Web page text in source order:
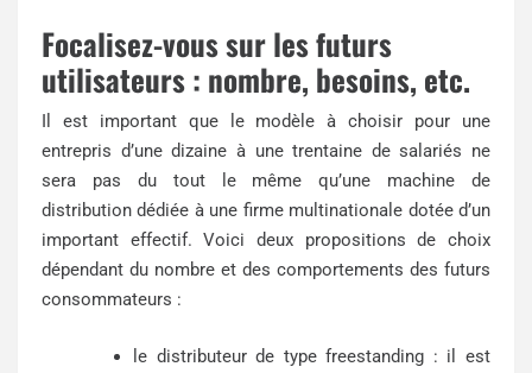
Focalisez-vous sur les futurs
utilisateurs : nombre, besoins, etc.
Il est important que le modèle à choisir pour une
entrepris d’une dizaine à une trentaine de salariés ne
sera pas du tout le même qu’une machine de
distribution dédiée à une firme multinationale dotée d’un
important effectif. Voici deux propositions de choix
dépendant du nombre et des comportements des futurs
consommateurs :
le distributeur de type freestanding : il est